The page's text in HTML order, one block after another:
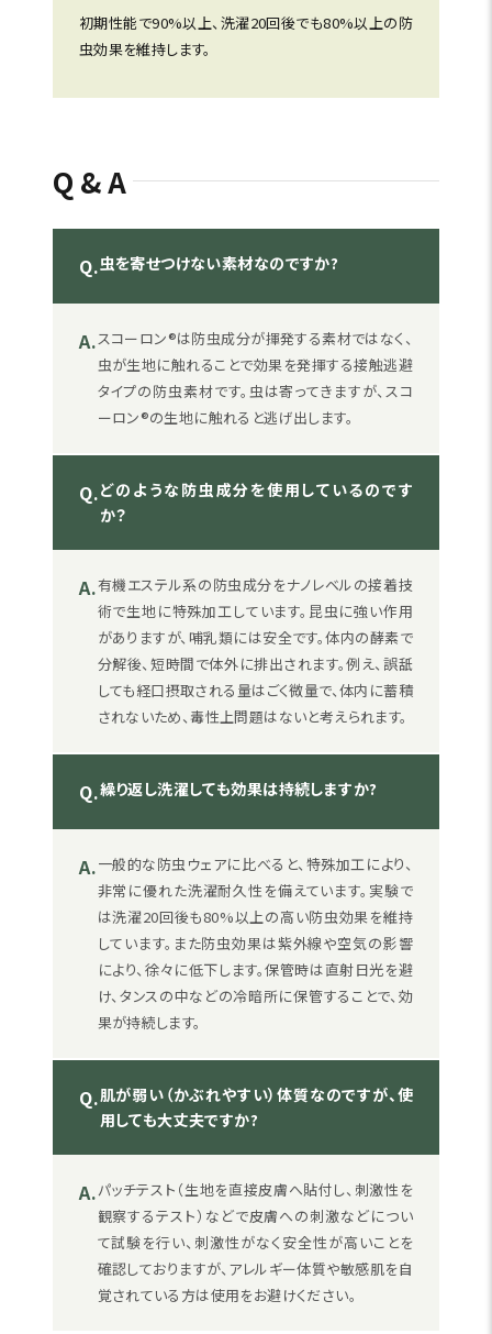
初期性能で90%以上、洗濯20回後でも80%以上の防
虫効果を維持します。
Q&A
Q.虫を寄せつけない素材なのですか?
A.スコーロン®は防虫成分が揮発する素材ではなく、
虫が生地に触れることで効果を発揮する接触逃避
タイプの防虫素材です。虫は寄ってきますが、スコ
ーロン®の生地に触れると逃げ出します。
Q.どのような防虫成分を使用しているのです
か？
A.有機エステル系の防虫成分をナノレベルの接着技
術で生地に特殊加工しています。昆虫に強い作用
がありますが、哺乳類には安全です。体内の酵素で
分解後、短時間で体外に排出されます。例え、誤舐
しても経口摂取される量はごく微量で、体内に蓄積
されないため、毒性上問題はないと考えられます。
Q.繰り返し洗濯しても効果は持続しますか?
A.一般的な防虫ウェアに比べると、特殊加工により、
非常に優れた洗濯耐久性を備えています。実験で
は洗濯20回後も80%以上の高い防虫効果を維持
しています。また防虫効果は紫外線や空気の影響
により、徐々に低下します。保管時は直射日光を避
け、タンスの中などの冷暗所に保管することで、効
果が持続します。
Q.肌が弱い（かぶれやすい）体質なのですが、使
用しても大丈夫ですか?
A.パッチテスト（生地を直接皮膚へ貼付し、刺激性を
観察するテスト）などで皮膚への刺激などについ
て試験を行い、刺激性がなく安全性が高いことを
確認しておりますが、アレルギー体質や敏感肌を自
覚されている方は使用をお避けください。